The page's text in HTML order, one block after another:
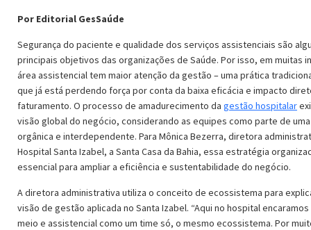
Por Editorial GesSaúde
Segurança do paciente e qualidade dos serviços assistenciais são
principais objetivos das organizações de Saúde. Por isso, em muitas
área assistencial tem maior atenção da gestão – uma prática
que já está perdendo força por conta da baixa eficácia e impacto
faturamento. O processo de amadurecimento da gestão hospitalar
visão global do negócio, considerando as equipes como parte de
orgânica e interdependente. Para Mônica Bezerra, diretora
Hospital Santa Izabel, a Santa Casa da Bahia, essa estratégia
essencial para ampliar a eficiência e sustentabilidade do negócio.
A diretora administrativa utiliza o conceito de ecossistema para
visão de gestão aplicada no Santa Izabel. “Aqui no hospital
meio e assistencial como um time só, o mesmo ecossistema. Por